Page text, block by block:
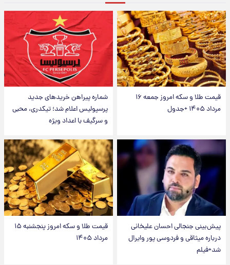
قیمت طلا و سکه امروز جمعه ۱۶
مرداد ۱۴۰۵ +جدول
شماره پیراهن خریدهای جدید
پرسپولیس اعلام شد؛ تیکدری، محبی
و سرگیف با اعداد ویژه
پیش‌بینی جنجالی احسان علیخانی
درباره میثاقی و فردوسی پور وایرال
شد+فیلم
قیمت طلا و سکه امروز پنجشنبه ۱۵
مرداد ۱۴۰۵